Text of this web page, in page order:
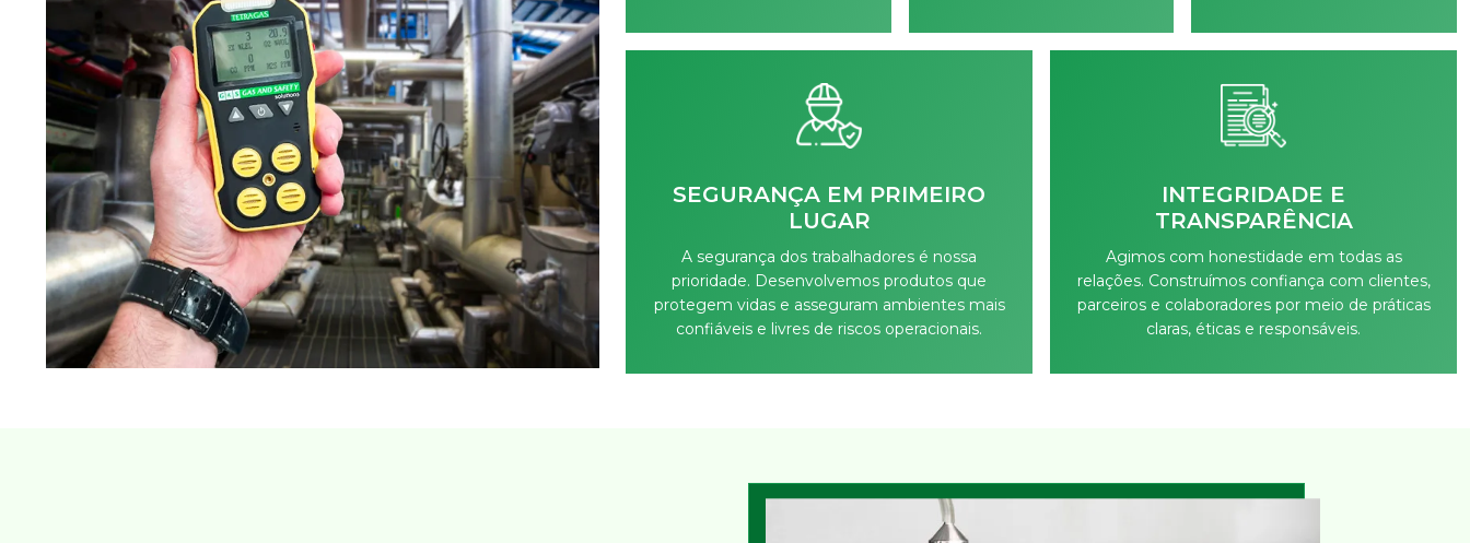
SEGURANÇA EM PRIMEIRO
LUGAR
A segurança dos trabalhadores é nossa
prioridade. Desenvolvemos produtos que
protegem vidas e asseguram ambientes mais
confiáveis e livres de riscos operacionais.
INTEGRIDADE E
TRANSPARÊNCIA
Agimos com honestidade em todas as
relações. Construímos confiança com clientes,
parceiros e colaboradores por meio de práticas
claras, éticas e responsáveis.